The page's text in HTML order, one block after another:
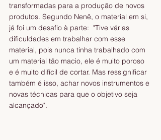
transformadas para a produção de novos
produtos. Segundo Nenê, o material em si,
já foi um desafio à parte:  "Tive várias
dificuldades em trabalhar com esse
material, pois nunca tinha trabalhado com
um material tão macio, ele é muito poroso
e é muito difícil de cortar. Mas ressignificar
também é isso, achar novos instrumentos e
novas técnicas para que o objetivo seja
alcançado".